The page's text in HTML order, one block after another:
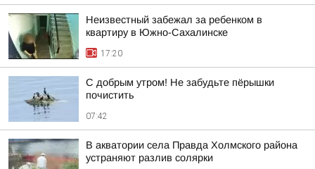
Неизвестный забежал за ребенком в
квартиру в Южно-Сахалинске
17:20
С добрым утром! Не забудьте пёрышки
почистить
07:42
В акватории села Правда Холмского района
устраняют разлив солярки